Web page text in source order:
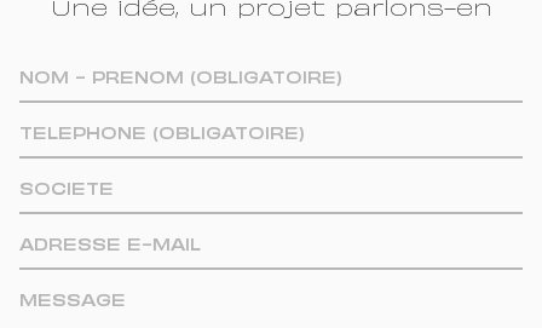
Une idée, un projet parlons-en